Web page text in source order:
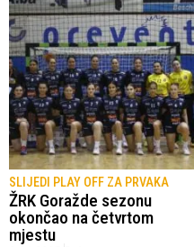
SLIJEDI PLAY OFF ZA PRVAKA
ŽRK Goražde sezonu
okončao na četvrtom
mjestu